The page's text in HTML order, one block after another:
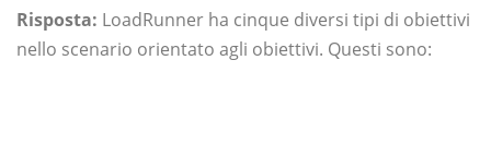
Risposta: LoadRunner ha cinque diversi tipi di obiettivi
nello scenario orientato agli obiettivi. Questi sono: